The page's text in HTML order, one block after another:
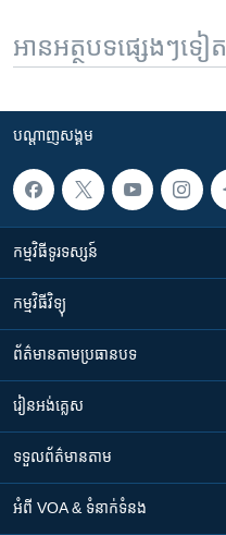
អានអត្ថបទផ្សេងៗទៀត
បណ្តាញ​សង្គម
កម្មវិធី​ទូរទស្សន៍
កម្មវិធី​វិទ្យុ
ព័ត៌មាន​តាមប្រធានបទ​
រៀន​​អង់គ្លេស
ទទួល​ព័ត៌មាន​តាម
អំពី​ VOA & ទំនាក់ទំនង